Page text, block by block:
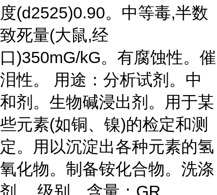
度(d2525)0.90。中等毒,半数
致死量(大鼠,经
口)350mG/kG。有腐蚀性。催
泪性。 用途：分析试剂。中
和剂。生物碱浸出剂。用于某
些元素(如铜、镍)的检定和测
定。用以沉淀出各种元素的氢
氧化物。制备铵化合物。洗涤
剂。 级别、含量：GR